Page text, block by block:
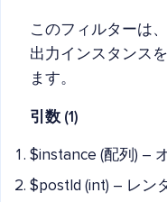
このフィルターは
出力インスタンス
ます。
引数 (1)
$instance (配列) –
$postId (int) – レン